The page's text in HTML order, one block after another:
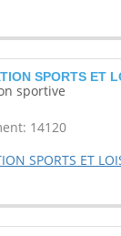
SPORTS ET
sportive
14120
SPORTS ET